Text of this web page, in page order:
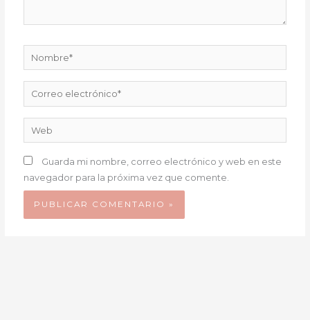
Nombre*
Correo
electrónico*
Guarda mi nombre, correo electrónico y web en este
navegador para la próxima vez que comente.